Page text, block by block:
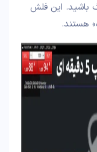
باشید. این فلش
هستند.